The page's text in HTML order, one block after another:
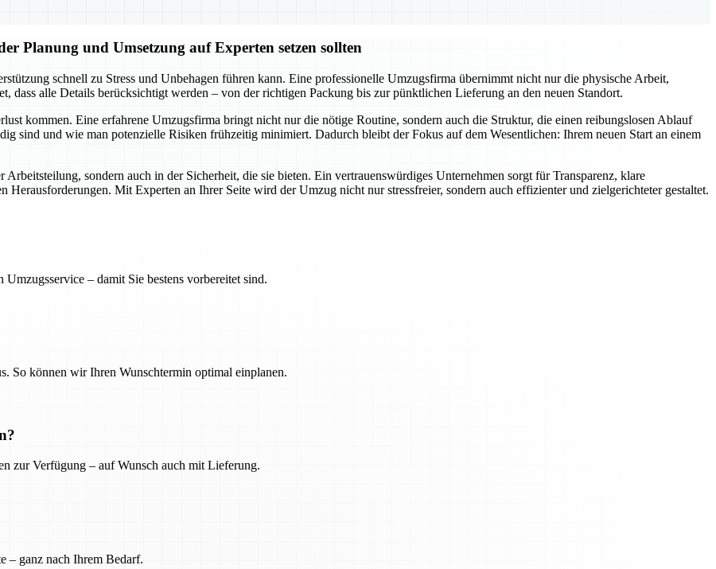
Planung und Umsetzung auf Experten setzen sollten
schnell zu Stress und Unbehagen führen kann. Eine professionelle Umzugsfirma übernimmt nicht nur die physische Arbeit,
dass alle Details berücksichtigt werden – von der richtigen Packung bis zur pünktlichen Lieferung an den neuen Standort.
kommen. Eine erfahrene Umzugsfirma bringt nicht nur die nötige Routine, sondern auch die Struktur, die einen reibungslosen Ablauf
sind und wie man potenzielle Risiken frühzeitig minimiert. Dadurch bleibt der Fokus auf dem Wesentlichen: Ihrem neuen Start an einem
sondern auch in der Sicherheit, die sie bieten. Ein vertrauenswürdiges Unternehmen sorgt für Transparenz, klare
Mit Experten an Ihrer Seite wird der Umzug nicht nur stressfreier, sondern auch effizienter und zielgerichteter gestaltet.
– damit Sie bestens vorbereitet sind.
So können wir Ihren Wunschtermin optimal einplanen.
zur Verfügung – auf Wunsch auch mit Lieferung.
– ganz nach Ihrem Bedarf.